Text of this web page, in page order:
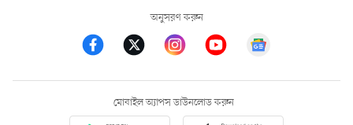
অনুসরণ করুন
মোবাইল অ্যাপস ডাউনলোড করুন